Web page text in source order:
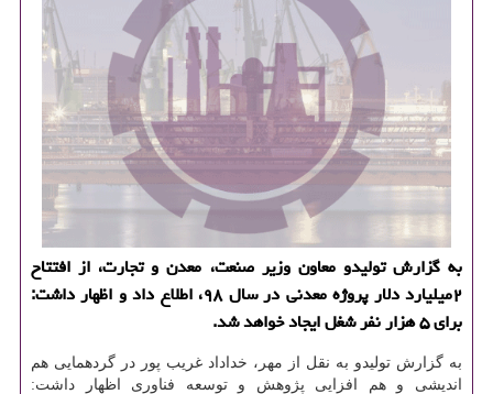
به گزارش تولیدو معاون وزیر صنعت، معدن و تجارت، از افتتاح
۲میلیارد دلار پروژه معدنی در سال ۹۸، اطلاع داد و اظهار داشت:
برای ۵ هزار نفر شغل ایجاد خواهد شد.
به گزارش تولیدو به نقل از مهر، خداداد غریب پور در گردهمایی هم
اندیشی و هم افزایی پژوهش و توسعه فناوری اظهار داشت: